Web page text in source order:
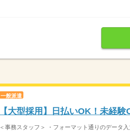
一般派遣
【大型採用】日払いOK！未経
＜事務スタッフ＞ ・フォーマット通りのデータ